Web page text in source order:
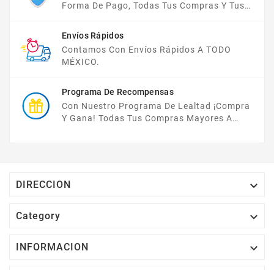
Forma De Pago, Todas Tus Compras Y Tus
Envíos Rápidos
Contamos Con Envíos Rápidos A TODO
MÉXICO.
Programa De Recompensas
Con Nuestro Programa De Lealtad ¡compra
Y Gana! Todas Tus Compras Mayores A
DIRECCION 
Category 
INFORMACION 